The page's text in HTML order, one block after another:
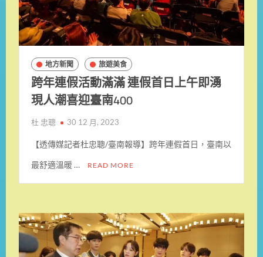
地方新聞 旅遊美食
跨年連假活動滿滿 連假首日上午即湧
現人潮喜迎臺南400
杜 忠聰 30 12 月, 2023
【透傳媒記者杜忠聰/臺南報導】跨年連假首日，臺南以
最舒適溫暖 … READ MORE